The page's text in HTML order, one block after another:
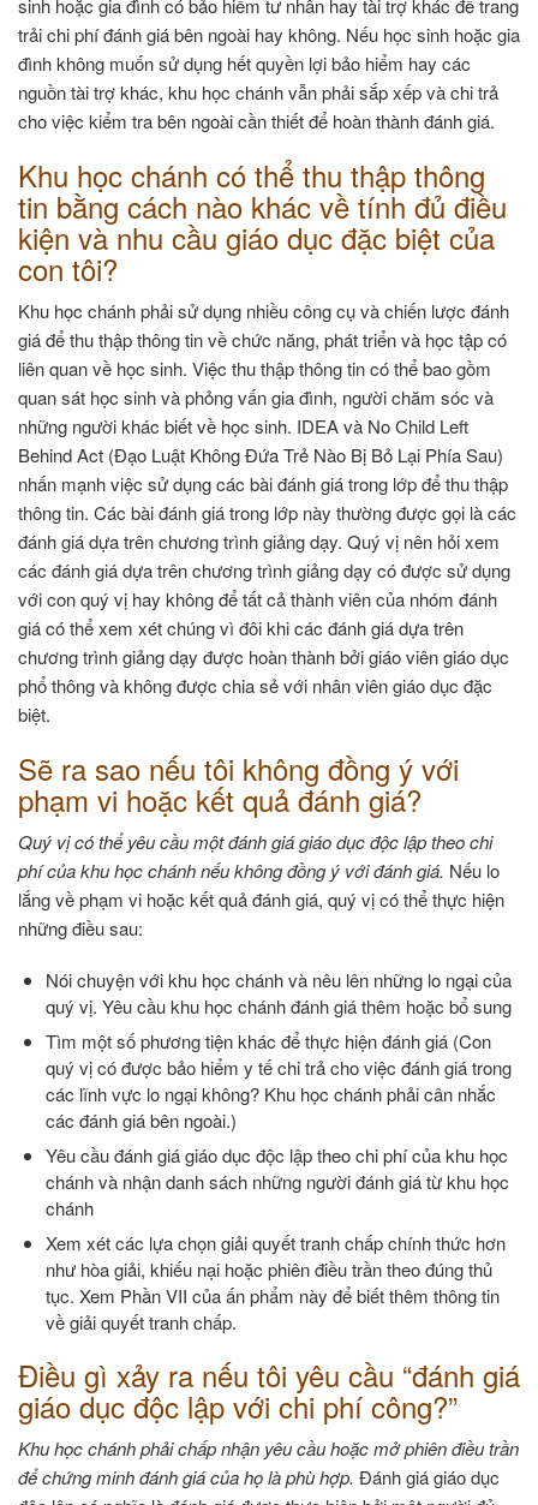
sinh hoặc gia đình có bảo hiểm tư nhân hay tài trợ khác để trang
trải chi phí đánh giá bên ngoài hay không. Nếu học sinh hoặc gia
đình không muốn sử dụng hết quyền lợi bảo hiểm hay các
nguồn tài trợ khác, khu học chánh vẫn phải sắp xếp và chi trả
cho việc kiểm tra bên ngoài cần thiết để hoàn thành đánh giá.
Khu học chánh có thể thu thập thông
tin bằng cách nào khác về tính đủ điều
kiện và nhu cầu giáo dục đặc biệt của
con tôi?
Khu học chánh phải sử dụng nhiều công cụ và chiến lược đánh
giá để thu thập thông tin về chức năng, phát triển và học tập có
liên quan về học sinh. Việc thu thập thông tin có thể bao gồm
quan sát học sinh và phỏng vấn gia đình, người chăm sóc và
những người khác biết về học sinh. IDEA và No Child Left
Behind Act (Đạo Luật Không Đứa Trẻ Nào Bị Bỏ Lại Phía Sau)
nhấn mạnh việc sử dụng các bài đánh giá trong lớp để thu thập
thông tin. Các bài đánh giá trong lớp này thường được gọi là các
đánh giá dựa trên chương trình giảng dạy. Quý vị nên hỏi xem
các đánh giá dựa trên chương trình giảng dạy có được sử dụng
với con quý vị hay không để tất cả thành viên của nhóm đánh
giá có thể xem xét chúng vì đôi khi các đánh giá dựa trên
chương trình giảng dạy được hoàn thành bởi giáo viên giáo dục
phổ thông và không được chia sẻ với nhân viên giáo dục đặc
biệt.
Sẽ ra sao nếu tôi không đồng ý với
phạm vi hoặc kết quả đánh giá?
Quý vị có thể yêu cầu một đánh giá giáo dục độc lập theo chi
phí của khu học chánh nếu không đồng ý với đánh giá. Nếu lo
lắng về phạm vi hoặc kết quả đánh giá, quý vị có thể thực hiện
những điều sau:
Nói chuyện với khu học chánh và nêu lên những lo ngại của
quý vị. Yêu cầu khu học chánh đánh giá thêm hoặc bổ sung
Tìm một số phương tiện khác để thực hiện đánh giá (Con
quý vị có được bảo hiểm y tế chi trả cho việc đánh giá trong
các lĩnh vực lo ngại không? Khu học chánh phải cân nhắc
các đánh giá bên ngoài.)
Yêu cầu đánh giá giáo dục độc lập theo chi phí của khu học
chánh và nhận danh sách những người đánh giá từ khu học
chánh
Xem xét các lựa chọn giải quyết tranh chấp chính thức hơn
như hòa giải, khiếu nại hoặc phiên điều trần theo đúng thủ
tục. Xem Phần VII của ấn phẩm này để biết thêm thông tin
về giải quyết tranh chấp.
Điều gì xảy ra nếu tôi yêu cầu “đánh giá
giáo dục độc lập với chi phí công?”
Khu học chánh phải chấp nhận yêu cầu hoặc mở phiên điều trần
để chứng minh đánh giá của họ là phù hợp. Đánh giá giáo dục